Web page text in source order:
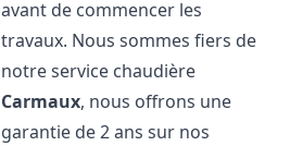
avant de commencer les
travaux. Nous sommes fiers de
notre service chaudière
Carmaux, nous offrons une
garantie de 2 ans sur nos